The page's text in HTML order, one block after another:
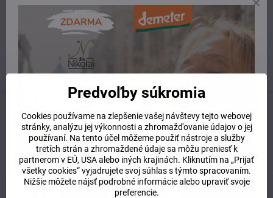
Kamenná predajňa
Ružinovská 40, 82103 Bratislava
Otváracie hodiny
UTOROK 10:00 - 15:00
STREDA 10:00 - 17:00
ŠTVRTOK 10:00 - 15:00
Predchádzajúci produkt Nasledujúci produkt
Súvisiaci produkt
Predvoľby súkromia
Cookies používame na zlepšenie vašej návštevy tejto webovej
stránky, analýzu jej výkonnosti a zhromažďovanie údajov o jej
používaní. Na tento účel môžeme použiť nástroje a služby
tretích strán a zhromaždené údaje sa môžu preniesť k
partnerom v EÚ, USA alebo iných krajinách. Kliknutím na „Prijať
všetky cookies“ vyjadrujete svoj súhlas s týmto spracovaním.
Nižšie môžete nájsť podrobné informácie alebo upraviť svoje
preferencie.